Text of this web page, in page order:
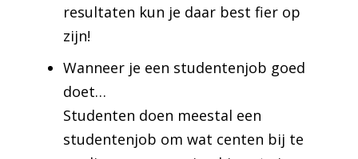
resultaten kun je daar best fier op
zijn!
Wanneer je een studentenjob goed
doet…
Studenten doen meestal een
studentenjob om wat centen bij te